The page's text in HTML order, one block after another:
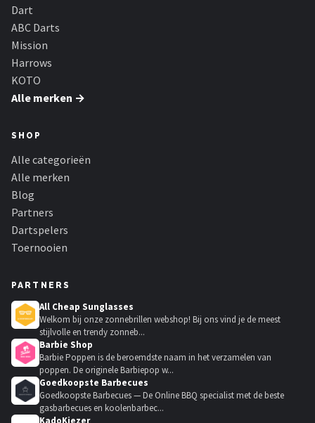
Dart
ABC Darts
Mission
Harrows
KOTO
Alle merken →
SHOP
Alle categorieën
Alle merken
Blog
Partners
Dartspelers
Toernooien
PARTNERS
All Cheap Sunglasses
Welkom bij onze zonnebrillen webshop! Bij ons vind je de meest
stijlvolle en trendy zonneb...
Barbie Shop
Barbie Poppen is de beroemdste naam in het verzamelen van
poppen. De originele Barbiepop w...
Goedkoopste Barbecues
Goedkoopste Barbecues — De Online BBQ specialist met de beste
gasbarbecues en koolenbarbec...
KadoKiezer